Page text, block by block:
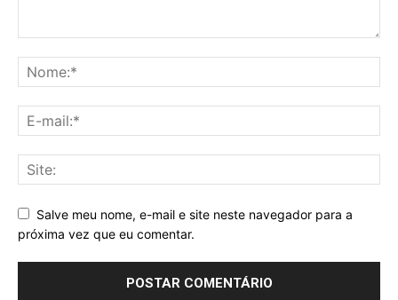
Salve meu nome, e-mail e site neste navegador para a
próxima vez que eu comentar.